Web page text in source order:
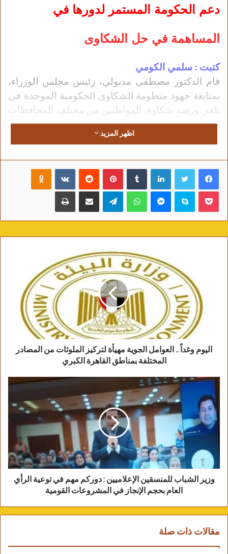
دعم الحكومة المستمر لدورها في
المساهمة في حل الشكاوى
كتبت : سلمي الكومي
قام الدكتور مصطفى مدبولي، رئيس مجلس الوزراء،
بمتابعة جهود منظومة الشكاوى الحكومية الموحدة في
تلقي ورصد شكاوى المواطنين من مختلف المحافظات
والاستجابة لها، وذلك خلال شهر نوفمبر 2022، من
خلال تقرير مفصل أعده الدكتور طارق الرفاعي، مدير
دعم الحكومة المستمر لدور منظومة الشكاوى
الحكومية الموحدة، في تلقي وتوجيه الشكاوى لجهات
الاختصاص، والرد عليها إلكترونياً والمساهمة في حلها،
في إطار الحرص على التواصل المستمر مع المواطنين،
والعمل على تحقيق أفضل استجابات ممكنة لشكاواهم،
بالتنسيق مع الوزارات والمحافظات والهيئات الحكومية
الأخرى، في إطار توجيهات السيد الرئيس عبد الفتاح
السيسي، رئيس الجمهورية، وبما يؤكد حرص الحكومة
على توطيد جسور الثقة مع المواطنين.
توضيحات مدير المنظومة الدكتور طارق
الرفاعي :
من جانبه، أكد الدكتور طارق الرفاعي، مدير المنظومة،
حرص المنظومة على توفير قنوات تواصل عصرية
تتناسب مع مختلف شرائح المجتمع المصري، لتلقي
الإطار، أشار الدكتور طارق الرفاعي إلى تلقي ورصد
المنظومة 123 ألف شكوى وطلب واستغاثة خلال شهر
نوفمبر 2022، وردت 59% منها من خلال الخط
الساخن لشكاوى مجلس الوزراء، في حين تم تسجيل
41% منها من خلال البوابة الإلكترونية للمنظومة،
بالإضافة إلى قنوات ووسائل تلقى وتسجيل ورصد
الشكاوى المتنوعة المرتبطة بالمنظومة.
وأوضح مدير المنظومة أنه تم الانتهاء من مراجعة
وفحص 118 ألف شكوى وطلب منها خلال الشهر،
وتوجيه ما يقرب من 98 ألف شكوى لجهات الاختصاص،
وحفظ 20.5 ألف شكوى، وفقاً لضوابط الفحص
اظهر المزيد
فيسبوك لينكدإن بينتيريست
بوكيت سكايب واتساب تيلقرام
اليوم وغداً .. العوامل الجوية مهيأة لتركيز الملوثات من المصادر
المختلفة بمناطق القاهرة الكبري
وزير الشباب للمنسقين الإعلاميين : دوركم مهم في توعية الرأي
العام بحجم الإنجاز في المشروعات القومية
مقالات ذات صلة